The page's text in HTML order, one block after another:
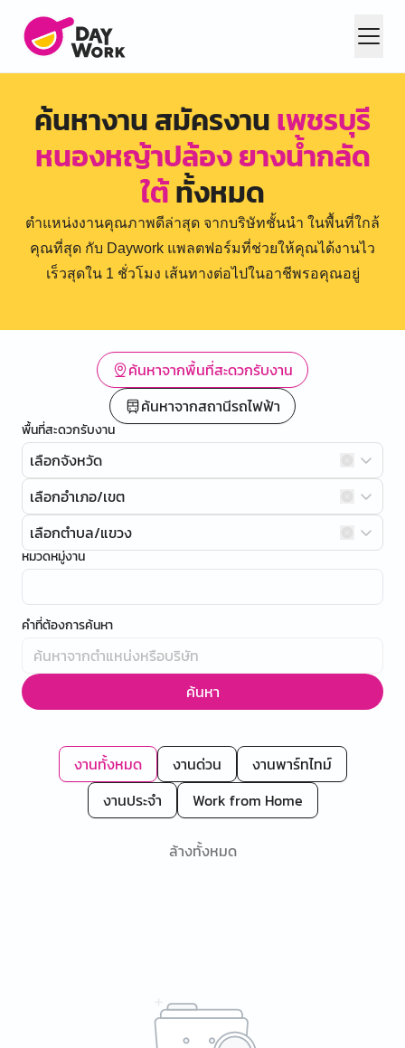
ค้นหางาน สมัครงานเพชรบุรี
หนองหญ้าปล้อง ยางน้ำกลัด
ใต้ทั้งหมด
ตำแหน่งงานคุณภาพดีล่าสุด จากบริษัทชั้นนำ ในพื้นที่ใกล้
คุณที่สุด กับ Daywork แพลตฟอร์มที่ช่วยให้คุณได้งานไว
เร็วสุดใน 1 ชั่วโมง เส้นทางต่อไปในอาชีพรอคุณอยู่
ค้นหาจากพื้นที่สะดวกรับงาน
ค้นหาจากสถานีรถไฟฟ้า
พื้นที่สะดวกรับงาน
เลือกจังหวัด
เลือกอำเภอ/เขต
เลือกตำบล/แขวง
หมวดหมู่งาน
คำที่ต้องการค้นหา
ค้นหา
งานทั้งหมด งานด่วน
งานพาร์ทไทม์
งานประจำ
Work from Home
ล้างทั้งหมด